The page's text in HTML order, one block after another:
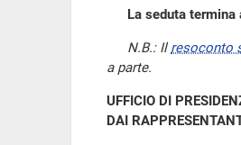
La seduta
N.B.: Ilresoconto
a parte.
UFFICIO DI
DAI